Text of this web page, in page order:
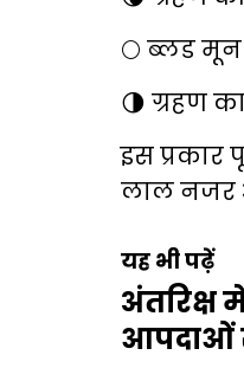
🌕 ब्लड मून
🌗 ग्रहण
इस प्रकार
लाल नजर
यह भी पढ़ें
अंतरिक्ष
आपदाओं